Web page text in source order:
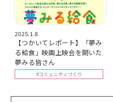
2025.1.8
【つかいてレポート】「夢み
る給食」映画上映会を開いた
夢みる皆さん
#コミュニティづくり